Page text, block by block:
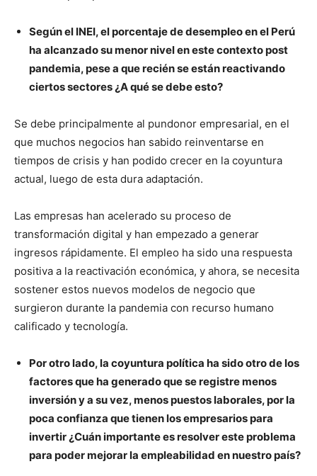
Según el INEI, el porcentaje de desempleo en el Perú
ha alcanzado su menor nivel en este contexto post
pandemia, pese a que recién se están reactivando
ciertos sectores ¿A qué se debe esto?
Se debe principalmente al pundonor empresarial, en el
que muchos negocios han sabido reinventarse en
tiempos de crisis y han podido crecer en la coyuntura
actual, luego de esta dura adaptación.
Las empresas han acelerado su proceso de
transformación digital y han empezado a generar
ingresos rápidamente. El empleo ha sido una respuesta
positiva a la reactivación económica, y ahora, se necesita
sostener estos nuevos modelos de negocio que
surgieron durante la pandemia con recurso humano
calificado y tecnología.
Por otro lado, la coyuntura política ha sido otro de los
factores que ha generado que se registre menos
inversión y a su vez, menos puestos laborales, por la
poca confianza que tienen los empresarios para
invertir ¿Cuán importante es resolver este problema
para poder mejorar la empleabilidad en nuestro país?